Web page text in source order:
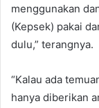
menggunakan
(Kepsek) pakai
dulu,” terangnya.
“Kalau ada
hanya diberikan